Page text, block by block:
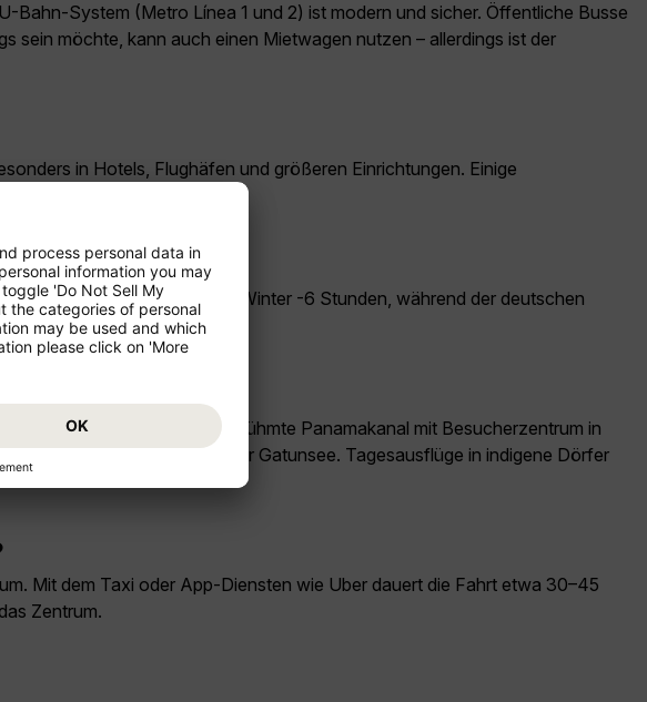
Bahn-System (Metro Línea 1 und 2) ist modern und sicher. Öffentliche Busse
sein möchte, kann auch einen Mietwagen nutzen – allerdings ist der
in Hotels, Flughäfen und größeren Einrichtungen. Einige
Stadt?
beträgt im europäischen Winter -6 Stunden, während der deutschen
Obarrio, sowie der weltberühmte Panamakanal mit Besucherzentrum in
in den Panama-Kanal oder Gatunsee. Tagesausflüge in indigene Dörfer
Mit dem Taxi oder App-Diensten wie Uber dauert die Fahrt etwa 30–45
Zentrum.